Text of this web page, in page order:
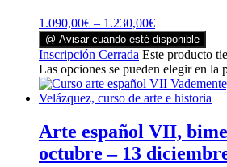
1.090,00€ – 1.230,00€
@ Avisar cuando esté disponible
Inscripción Cerrada Este producto
Las opciones se pueden elegir en la
Arte español VII,
octubre – 13